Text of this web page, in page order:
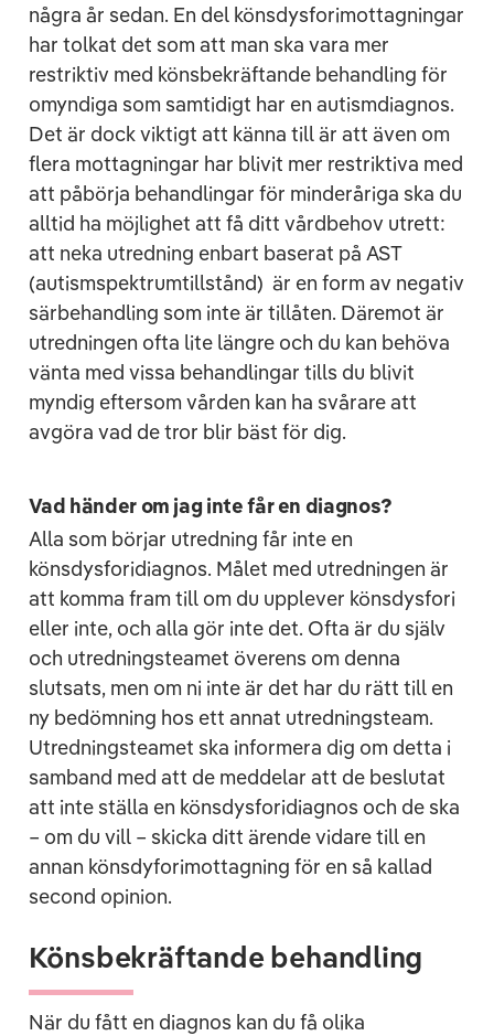
några år sedan. En del könsdysforimottagningar
har tolkat det som att man ska vara mer
restriktiv med könsbekräftande behandling för
omyndiga som samtidigt har en autismdiagnos.
Det är dock viktigt att känna till är att även om
flera mottagningar har blivit mer restriktiva med
att påbörja behandlingar för minderåriga ska du
alltid ha möjlighet att få ditt vårdbehov utrett:
att neka utredning enbart baserat på AST
(autismspektrumtillstånd) är en form av negativ
särbehandling som inte är tillåten. Däremot är
utredningen ofta lite längre och du kan behöva
vänta med vissa behandlingar tills du blivit
myndig eftersom vården kan ha svårare att
avgöra vad de tror blir bäst för dig.
Vad händer om jag inte får en diagnos?
Alla som börjar utredning får inte en
könsdysforidiagnos. Målet med utredningen är
att komma fram till om du upplever könsdysfori
eller inte, och alla gör inte det. Ofta är du själv
och utredningsteamet överens om denna
slutsats, men om ni inte är det har du rätt till en
ny bedömning hos ett annat utredningsteam.
Utredningsteamet ska informera dig om detta i
samband med att de meddelar att de beslutat
att inte ställa en könsdysforidiagnos och de ska
– om du vill – skicka ditt ärende vidare till en
annan könsdyforimottagning för en så kallad
second opinion.
Könsbekräftande behandling
När du fått en diagnos kan du få olika